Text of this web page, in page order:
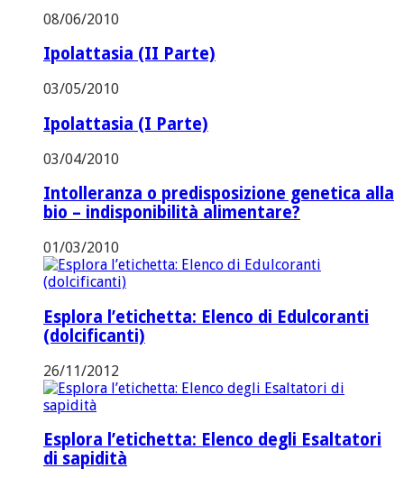
08/06/2010
Ipolattasia (II Parte)
03/05/2010
Ipolattasia (I Parte)
03/04/2010
Intolleranza o predisposizione genetica alla
bio – indisponibilità alimentare?
01/03/2010
Esplora l’etichetta: Elenco di Edulcoranti
(dolcificanti)
26/11/2012
Esplora l’etichetta: Elenco degli Esaltatori
di sapidità